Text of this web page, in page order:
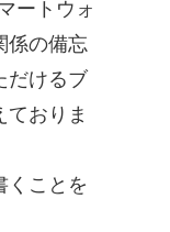
ートウォ
係の備忘
だけるブ
ておりま
くことを